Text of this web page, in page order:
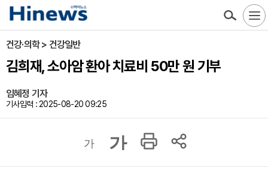
건강·의학 > 건강일반
김희재, 소아암 환아 치료비 50만 원 기부
임혜정 기자
기사입력 : 2025-08-20 09:25
가 가